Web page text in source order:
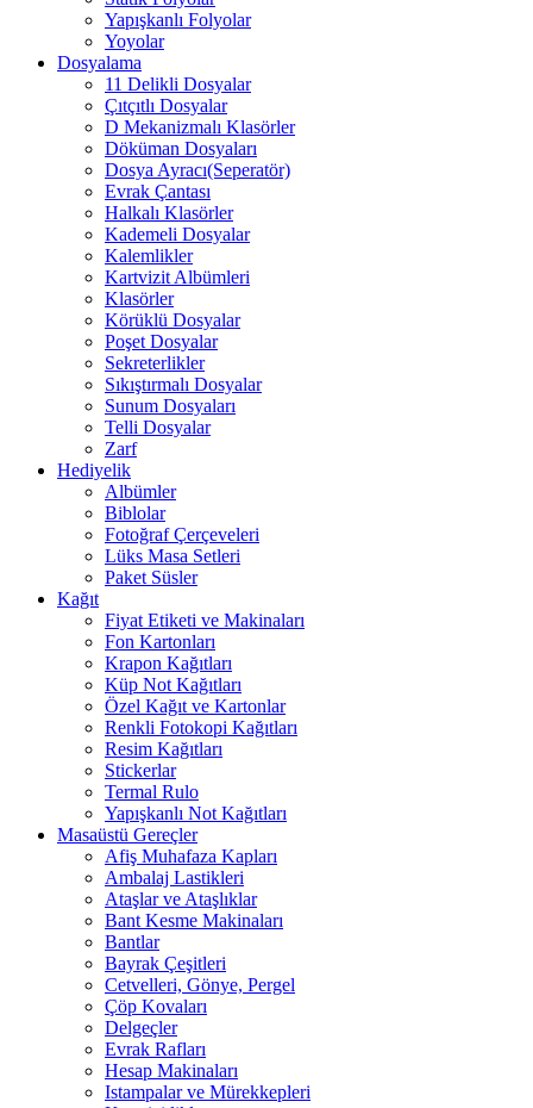
Yapışkanlı Folyolar
Yoyolar
Dosyalama
11 Delikli Dosyalar
Çıtçıtlı Dosyalar
D Mekanizmalı Klasörler
Döküman Dosyaları
Dosya Ayracı(Seperatör)
Evrak Çantası
Halkalı Klasörler
Kademeli Dosyalar
Kalemlikler
Kartvizit Albümleri
Klasörler
Körüklü Dosyalar
Poşet Dosyalar
Sekreterlikler
Sıkıştırmalı Dosyalar
Sunum Dosyaları
Telli Dosyalar
Zarf
Hediyelik
Albümler
Biblolar
Fotoğraf Çerçeveleri
Lüks Masa Setleri
Paket Süsler
Kağıt
Fiyat Etiketi ve Makinaları
Fon Kartonları
Krapon Kağıtları
Küp Not Kağıtları
Özel Kağıt ve Kartonlar
Renkli Fotokopi Kağıtları
Resim Kağıtları
Stickerlar
Termal Rulo
Yapışkanlı Not Kağıtları
Masaüstü Gereçler
Afiş Muhafaza Kapları
Ambalaj Lastikleri
Ataşlar ve Ataşlıklar
Bant Kesme Makinaları
Bantlar
Bayrak Çeşitleri
Cetvelleri, Gönye, Pergel
Çöp Kovaları
Delgeçler
Evrak Rafları
Hesap Makinaları
Istampalar ve Mürekkepleri